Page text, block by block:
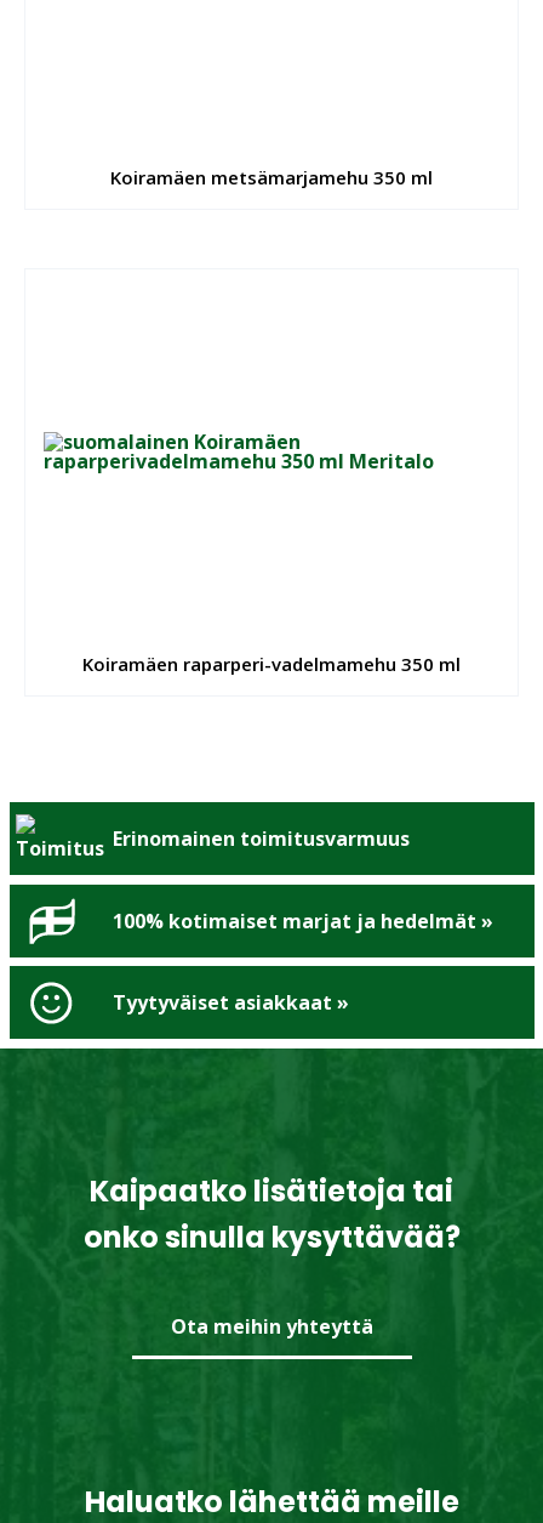
Koiramäen metsämarjamehu 350 ml
Koiramäen raparperi-vadelmamehu 350 ml
Erinomainen toimitusvarmuus
100% kotimaiset marjat ja hedelmät »
Tyytyväiset asiakkaat »
Kaipaatko lisätietoja tai
onko sinulla kysyttävää?
Ota meihin yhteyttä
Haluatko lähettää meille